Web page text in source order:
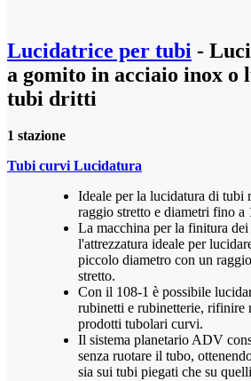
Lucidatrice per tubi -
a gomito in acciaio inox o
tubi dritti
1 stazione
Tubi curvi Lucidatura
Ideale per la lucidatura di tubi
raggio stretto e diametri fino a
La macchina per la finitura
l'attrezzatura ideale per
piccolo diametro con un
stretto.
Con il 108-1 è possibile
rubinetti e rubinetterie, rifinire
prodotti tubolari curvi.
Il sistema planetario ADV
senza ruotare il tubo,
sia sui tubi piegati che su